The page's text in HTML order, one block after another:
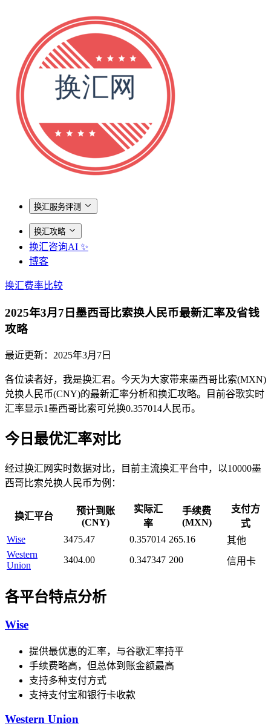
换汇服务评测
换汇攻略
换汇咨询AI ✨
博客
换汇费率比较
2025年3月7日墨西哥比索换人民币最新汇率及省钱
攻略
最近更新： 2025年3月7日
各位读者好，我是换汇君。今天为大家带来墨西哥比索(MXN)
兑换人民币(CNY)的最新汇率分析和换汇攻略。目前谷歌实时
汇率显示1墨西哥比索可兑换0.357014人民币。
今日最优汇率对比
经过换汇网实时数据对比，目前主流换汇平台中，以10000墨
西哥比索兑换人民币为例：
换汇平台
预计到账
(CNY)
实际汇
率
手续费
(MXN)
支付方
式
Wise
3475.47 0.357014 265.16
其他
Western
Union
3404.00 0.347347 200 信用卡
各平台特点分析
Wise
提供最优惠的汇率，与谷歌汇率持平
手续费略高，但总体到账金额最高
支持多种支付方式
支持支付宝和银行卡收款
Western Union